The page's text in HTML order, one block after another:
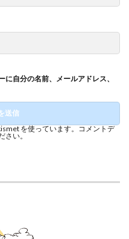
自分の名前、メールアドレス、
を使っています。 コメントデ
さい。